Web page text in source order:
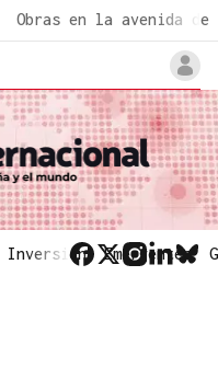
Obras en la avenida de
Inversión Emergentes